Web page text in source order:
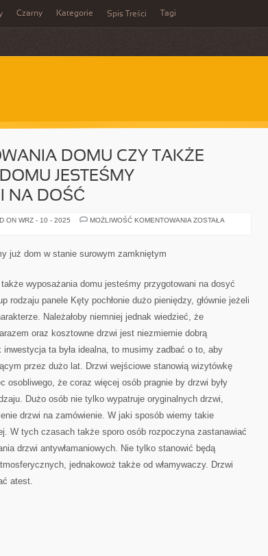
Czarny Kategorie Spis Treści Tagi
DOMU CZY TAKŻE
JESTEŚMY
NA DOŚĆ
ON WRZ - 10 - 2025 MOŻLIWOŚĆ KOMENTOWANIA W
JESTEŚMY
PRZYGOTOWANI
DOŚĆ
ZOSTAŁA
już dom w stanie surowym zamkniętym
wyposażania domu jesteśmy przygotowani na dosyć
rodzaju panele Kęty pochłonie dużo pieniędzy, głównie jeżeli
Należałoby niemniej jednak wiedzieć, że
oraz kosztowne drzwi jest niezmiernie dobrą
ta była idealna, to musimy zadbać o to, aby
przez dużo lat. Drzwi wejściowe stanowią wizytówkę
osobliwego, że coraz więcej osób pragnie by drzwi były
Dużo osób nie tylko wypatruje oryginalnych drzwi,
drzwi na zamówienie. W jaki sposób wiemy takie
W tych czasach także sporo osób rozpoczyna zastanawiać
drzwi antywłamaniowych. Nie tylko stanowić będą
jednakowoż także od włamywaczy. Drzwi
atest.